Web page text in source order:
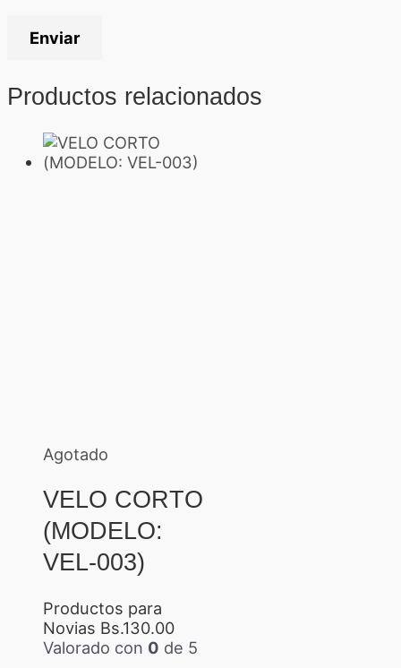
Productos relacionados
Agotado
VELO CORTO
(MODELO:
VEL-003)
Productos para
Novias Bs.130.00
Valorado con 0 de 5